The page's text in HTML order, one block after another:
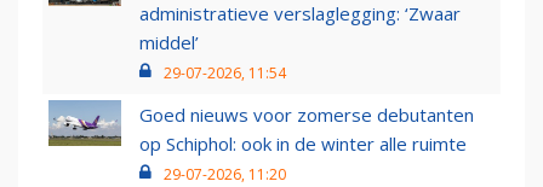
administratieve verslaglegging: ‘Zwaar
middel’
29-07-2026, 11:54
Goed nieuws voor zomerse debutanten
op Schiphol: ook in de winter alle ruimte
29-07-2026, 11:20